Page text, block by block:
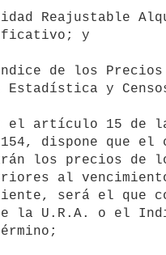
y
Estadística y
dispone que el
los precios de
al
será el que
la U.R.A. o el